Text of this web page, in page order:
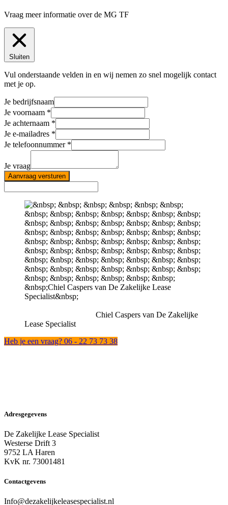
Vraag meer informatie over de MG TF
Sluiten
Vul onderstaande velden in en wij nemen zo snel mogelijk contact
met je op.
Je bedrijfsnaam
Je voornaam
Je achternaam
Je e-mailadres
Je telefoonnummer
Je vraag
Aanvraag versturen
Chiel Caspers van De Zakelijke
Lease Specialist
Heb je een vraag? 06 - 22 73 73 38
Adresgegevens
De Zakelijke Lease Specialist
Westerse Drift 3
9752 LA Haren
KvK nr. 73001481
Contactgevens
Info@dezakelijkeleasespecialist.nl